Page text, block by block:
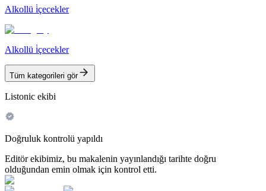
Alkollü i̇çecekler
Alkollü i̇çecekler
Tüm kategorileri gör
Listonic ekibi
Doğruluk kontrolü yapıldı
Editör ekibimiz, bu makalenin yayınlandığı tarihte doğru
olduğundan emin olmak için kontrol etti.